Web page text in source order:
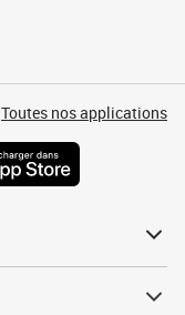
Toutes nos applications